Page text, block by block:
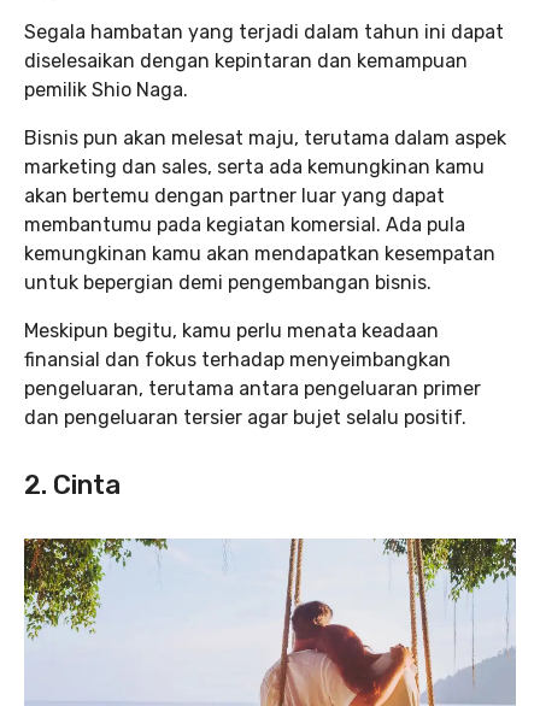
Segala hambatan yang terjadi dalam tahun ini dapat
diselesaikan dengan kepintaran dan kemampuan
pemilik Shio Naga.
Bisnis pun akan melesat maju, terutama dalam aspek
marketing dan sales, serta ada kemungkinan kamu
akan bertemu dengan partner luar yang dapat
membantumu pada kegiatan komersial. Ada pula
kemungkinan kamu akan mendapatkan kesempatan
untuk bepergian demi pengembangan bisnis.
Meskipun begitu, kamu perlu menata keadaan
finansial dan fokus terhadap menyeimbangkan
pengeluaran, terutama antara pengeluaran primer
dan pengeluaran tersier agar bujet selalu positif.
2. Cinta